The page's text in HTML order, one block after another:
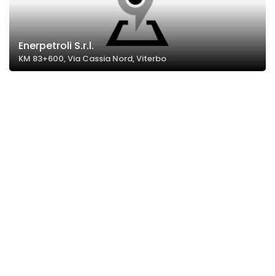
Enerpetroli S.r.l.
KM 83+600, Via Cassia Nord, Viterbo